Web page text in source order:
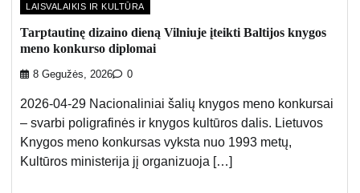
LAISVALAIKIS IR KULTŪRA
Tarptautinę dizaino dieną Vilniuje įteikti Baltijos knygos
meno konkurso diplomai
8 Gegužės, 2026 0
2026-04-29 Nacionaliniai šalių knygos meno konkursai
– svarbi poligrafinės ir knygos kultūros dalis. Lietuvos
Knygos meno konkursas vyksta nuo 1993 metų,
Kultūros ministerija jį organizuoja […]